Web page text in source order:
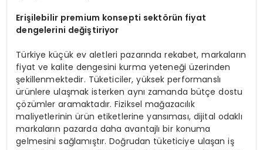
Erişilebilir premium konsepti sektörün fiyat
dengelerini değiştiriyor
Türkiye küçük ev aletleri pazarında rekabet, markaların
fiyat ve kalite dengesini kurma yeteneği üzerinden
şekillenmektedir. Tüketiciler, yüksek performanslı
ürünlere ulaşmak isterken aynı zamanda bütçe dostu
çözümler aramaktadır. Fiziksel mağazacılık
maliyetlerinin ürün etiketlerine yansıması, dijital odaklı
markaların pazarda daha avantajlı bir konuma
gelmesini sağlamıştır. Doğrudan tüketiciye ulaşan iş